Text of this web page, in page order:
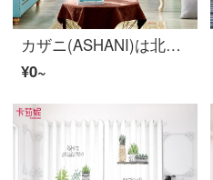
カザニ(ASHANI)は北欧ins風サボテンの小清新な植物のカーテンをカスタマイズしました。紗簾のリビングルームの書斎ネットの赤い遮光翻り窓の試着室B 0010-北欧簡約現代可愛いサボテンの布-穴を開けて1メートルの価格/何メートルを要して何枚か撮ります。
¥0~